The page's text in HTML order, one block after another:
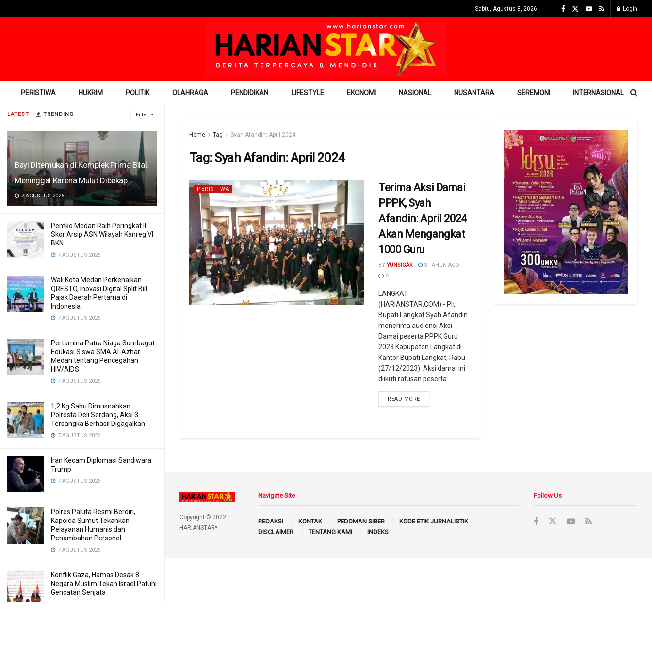
LATEST TRENDING Filter
Bayi Ditemukan di Komplek Prima Bilal,
Meninggal Karena Mulut Dibekap
7 AGUSTUS 2026
Pemko Medan Raih Peringkat II
Skor Arsip ASN Wilayah Kanreg VI
BKN
7 AGUSTUS 2026
Wali Kota Medan Perkenalkan
QRESTO, Inovasi Digital Split Bill
Pajak Daerah Pertama di
Indonesia
7 AGUSTUS 2026
Pertamina Patra Niaga Sumbagut
Edukasi Siswa SMA Al-Azhar
Medan tentang Pencegahan
HIV/AIDS
7 AGUSTUS 2026
1,2 Kg Sabu Dimusnahkan
Polresta Deli Serdang, Aksi 3
Tersangka Berhasil Digagalkan
7 AGUSTUS 2026
Iran Kecam Diplomasi Sandiwara
Trump
7 AGUSTUS 2026
Polres Paluta Resmi Berdiri,
Kapolda Sumut Tekankan
Pelayanan Humanis dan
Penambahan Personel
7 AGUSTUS 2026
Konflik Gaza, Hamas Desak 8
Negara Muslim Tekan Israel Patuhi
Gencatan Senjata
Sabtu, Agustus 8, 2026 Login
PERISTIWA HUKRIM POLITIK OLAHRAGA PENDIDIKAN LIFESTYLE EKONOMI NASIONAL NUSANTARA SEREMONI INTERNASIONAL
Home Tag Syah Afandin: April 2024
Tag: Syah Afandin: April 2024
PERISTIWA
Terima Aksi Damai
PPPK, Syah
Afandin: April 2024
Akan Mengangkat
1000 Guru
BY YUNSIGAR
3 TAHUN AGO
0
LANGKAT
(HARIANSTAR.COM) - Plt.
Bupati Langkat Syah Afandin
menerima audiensi Aksi
Damai peserta PPPK Guru
2023 Kabupaten Langkat di
Kantor Bupati Langkat, Rabu
(27/12/2023). Aksi damai ini
diikuti ratusan peserta ...
READ MORE
Copyright © 2022
HARIANSTAR*
Navigate Site
REDAKSI KONTAK PEDOMAN SIBER
KODE ETIK JURNALISTIK
DISCLAIMER
TENTANG KAMI INDEKS
Follow Us